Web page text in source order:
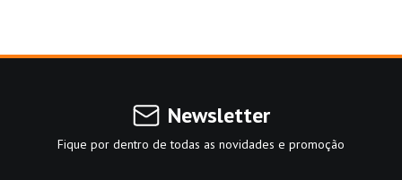
Newsletter
Fique por dentro de todas as novidades e promoção